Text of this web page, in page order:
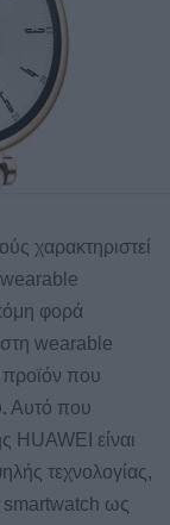
χαρακτηριστεί
φορά
wearable
προϊόν που
Αυτό που
HUAWEI είναι
τεχνολογίας,
smartwatch ως